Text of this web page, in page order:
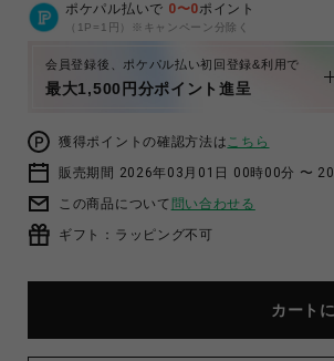
ポケパル払いで 0〜0ポイント
（1P=1円）※キャンペーン分除く
会員登録後、ポケパル払い初回登録&利用で
最大1,500円分ポイント進呈
獲得ポイントの確認方法はこちら
販売期間 2026年03月01日 00時00分 〜
この商品について 問い合わせる
ギフト：ラッピング不可
カート